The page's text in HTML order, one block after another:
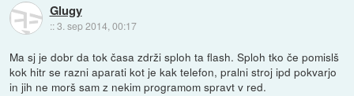
Glugy
::3. sep 2014, 00:17
Ma sj je dobr da tok časa zdrži sploh ta flash. Sploh tko če pomislš
kok hitr se razni aparati kot je kak telefon, pralni stroj ipd pokvarjo
in jih ne morš sam z nekim programom spravt v red.